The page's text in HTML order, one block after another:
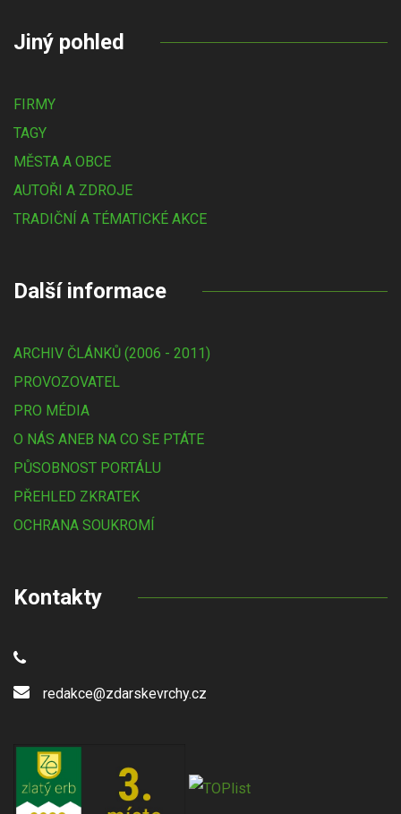
Jiný pohled
FIRMY
TAGY
MĚSTA A OBCE
AUTOŘI A ZDROJE
TRADIČNÍ A TÉMATICKÉ AKCE
Další informace
ARCHIV ČLÁNKŮ (2006 - 2011)
PROVOZOVATEL
PRO MÉDIA
O NÁS ANEB NA CO SE PTÁTE
PŮSOBNOST PORTÁLU
PŘEHLED ZKRATEK
OCHRANA SOUKROMÍ
Kontakty
redakce@zdarskevrchy.cz